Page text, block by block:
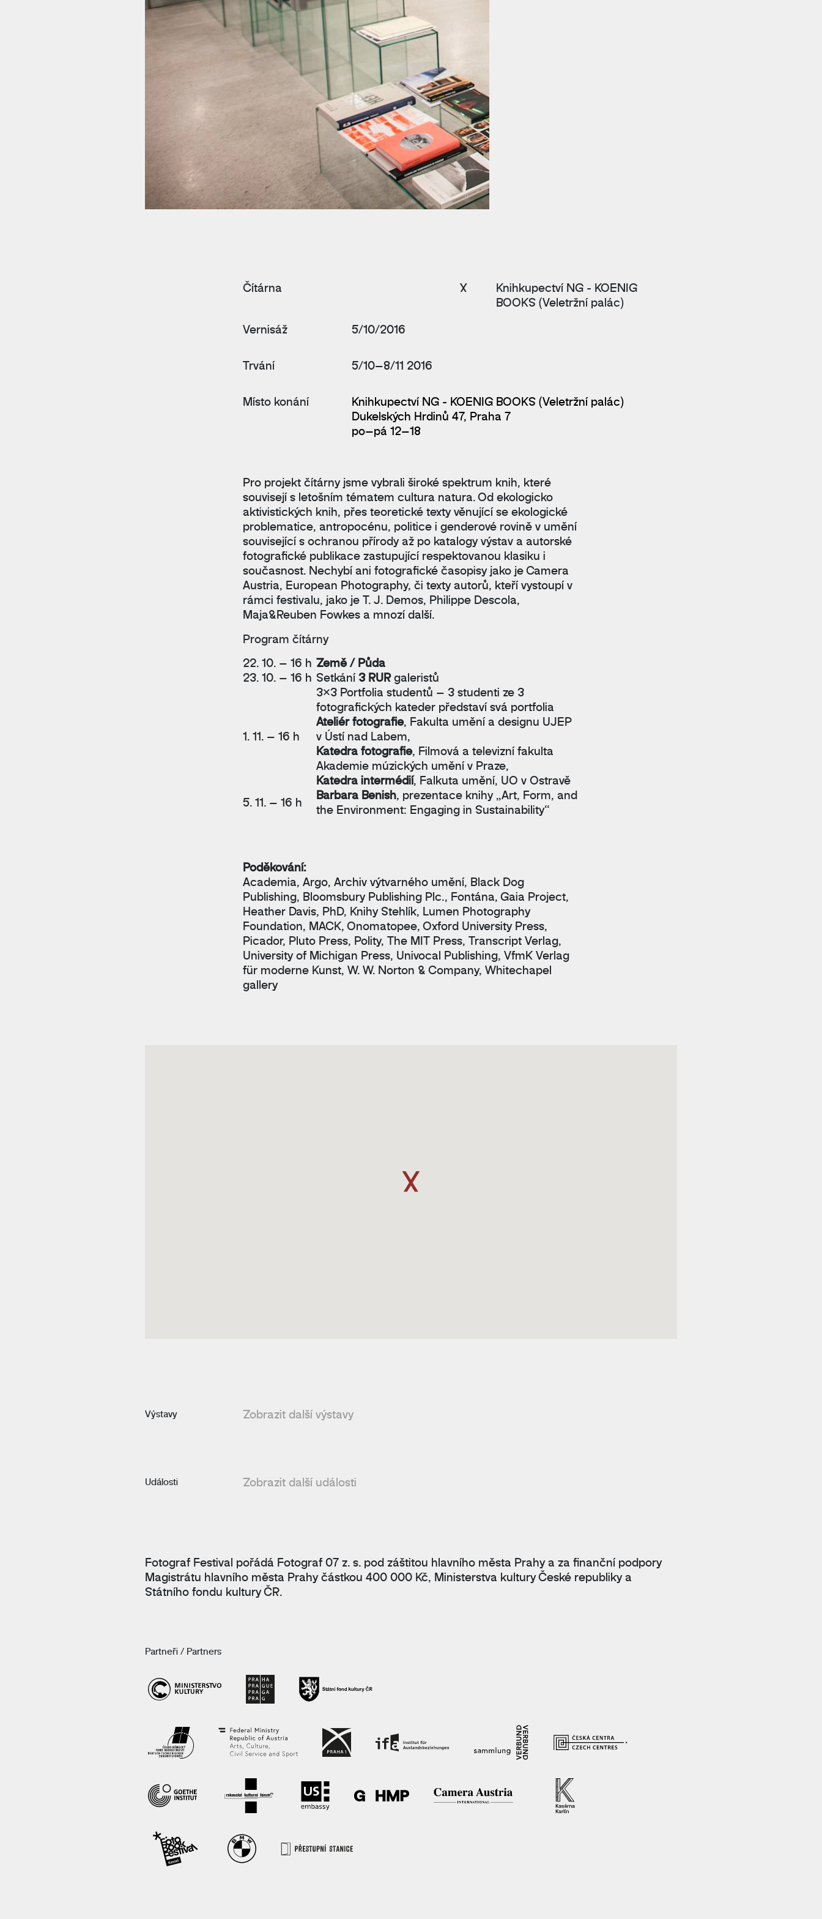
Čítárna X
Knihkupectví NG - KOENIG
BOOKS (Veletržní palác)
Vernisáž
5/10/2016
Trvání 5/10–8/11 2016
Místo konání
Knihkupectví NG - KOENIG BOOKS (Veletržní palác)
Dukelských Hrdinů 47, Praha 7
po–pá 12–18
Pro projekt čítárny jsme vybrali široké spektrum knih, které
souvisejí s letošním tématem cultura natura. Od ekologicko
aktivistických knih, přes teoretické texty věnující se ekologické
problematice, antropocénu, politice i genderové rovině v umění
související s ochranou přírody až po katalogy výstav a autorské
fotografické publikace zastupující respektovanou klasiku i
současnost. Nechybí ani fotografické časopisy jako jeCamera
Austria, European Photography, či texty autorů, kteří vystoupí v
rámci festivalu, jako jeT. J. Demos, Philippe Descola,
Maja&Reuben Fowkesa mnozí další.
Program čítárny
22. 10. – 16 h Země / Půda
23. 10. – 16 h Setkání3 RURgaleristů
1. 11. – 16 h
3×3 Portfolia studentů – 3 studenti ze 3
fotografických kateder představí svá portfolia
Ateliér fotografie, Fakulta umění a designu UJEP
v Ústí nad Labem,
Katedra fotografie, Filmová a televizní fakulta
Akademie múzických umění v Praze,
Katedra intermédií, Falkuta umění, UO v Ostravě
5. 11. – 16 h
Barbara Benish, prezentace knihy „Art, Form, and
the Environment: Engaging in Sustainability“
Poděkování:
Academia, Argo, Archiv výtvarného umění, Black Dog
Publishing, Bloomsbury Publishing Plc., Fontána, Gaia Project,
Heather Davis, PhD, Knihy Stehlík, Lumen Photography
Foundation, MACK, Onomatopee, Oxford University Press,
Picador, Pluto Press, Polity, The MIT Press, Transcript Verlag,
University of Michigan Press, Univocal Publishing, VfmK Verlag
für moderne Kunst, W. W. Norton & Company, Whitechapel
gallery
Výstavy Zobrazit další výstavy
Události Zobrazit další události
Fotograf Festival pořádá Fotograf 07 z. s. pod záštitou hlavního města Prahy a za finanční podpory
Magistrátu hlavního města Prahy částkou 400 000 Kč, Ministerstva kultury České republiky a
Státního fondu kultury ČR.
Partneři / Partners